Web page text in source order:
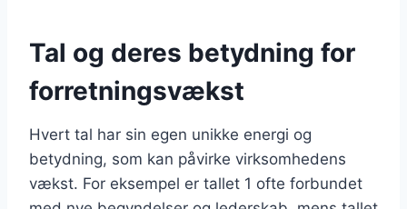
Tal og deres betydning for
forretningsvækst
Hvert tal har sin egen unikke energi og
betydning, som kan påvirke virksomhedens
vækst. For eksempel er tallet 1 ofte forbundet